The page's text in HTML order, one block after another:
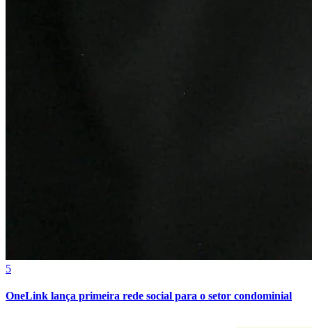
5
OneLink lança primeira rede social para o setor condominial